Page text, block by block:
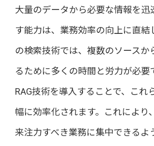
大量のデータから必要な情報を迅
す能力は、業務効率の向上に直結
の検索技術では、複数のソースか
るために多くの時間と労力が必要
RAG技術を導入することで、これ
幅に効率化されます。これにより
来注力すべき業務に集中できるよ